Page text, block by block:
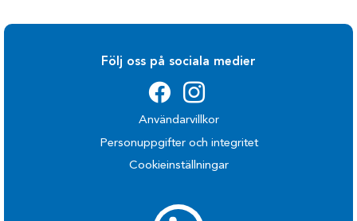
Följ oss på sociala medier
Användarvillkor
Personuppgifter och integritet
Cookieinställningar